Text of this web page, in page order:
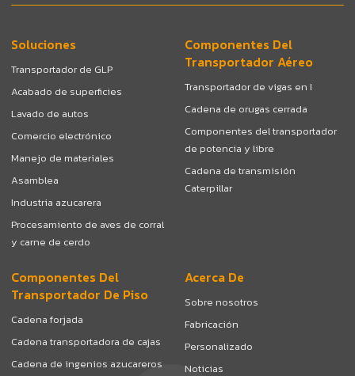
Soluciones
Transportador de GLP
Acabado de superficies
Lavado de autos
Comercio electrónico
Manejo de materiales
Asamblea
Industria azucarera
Procesamiento de aves de corral
y carne de cerdo
Componentes Del
Transportador Aéreo
Transportador de vigas en I
Cadena de orugas cerrada
Componentes del transportador
de potencia y libre
Cadena de transmisión
Caterpillar
Componentes Del
Transportador De Piso
Cadena forjada
Cadena transportadora de cajas
Cadena de ingenios azucareros
Acerca De
Sobre nosotros
Fabricación
Personalizado
Noticias